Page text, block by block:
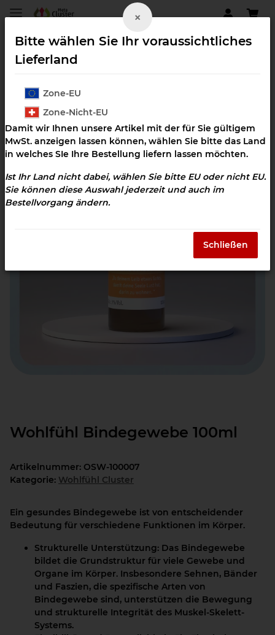
Wohlfühl Cluster
Wohlfühl Bindegewebe 100ml
Artikelnummer: OSW-100007
Kategorie: Wohlfühl Cluster
Ein gesundes Bindegewebe ist von entscheidender
Bedeutung für verschiedene Funktionen im Körper.
Strukturelle Unterstützung: Das Bindegewebe
bildet die Grundstruktur für viele Gewebe und
Organe im Körper. Insbesondere Sehnen, Bänder
und Faszien, die spezifische Arten von
Bindegewebe sind, unterstützen die Bewegung
und strukturelle Integrität des Muskel-Skelett-
Systems.
×
Bitte wählen Sie Ihr voraussichtliches
Lieferland
Zone-EU
Zone-Nicht-EU
Damit wir Ihnen unsere Artikel mit der für Sie gültigem
MwSt. anzeigen lassen können, wählen Sie bitte das Land
in welches SIe Ihre Bestellung liefern lassen möchten.
Ist Ihr Land nicht dabei, wählen Sie bitte EU oder nicht EU.
Sie können diese Auswahl jederzeit und auch im
Bestellvorgang ändern.
Schließen